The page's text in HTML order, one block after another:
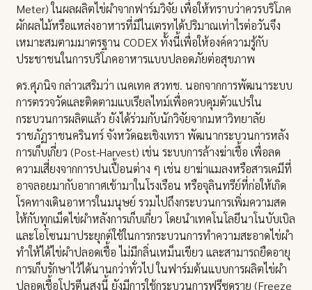
Meter) ในผลผลิตไข่ผำจากฟาร์มวิจัย เพื่อให้ทราบว่าควรบริโภค
ผักผลไม้หรือแหล่งอาหารที่มีไนเตรทได้ปริมาณเท่าไรต่อวันจึง
เหมาะสมตามมาตรฐาน CODEX ทั้งนี้เพื่อให้องค์ความรู้กับ
ประชาชนในการบริโภคอาหารแบบปลอดภัยต่อสุขภาพ
ดร.ศุภนิจ กล่าวเสริมว่า เนคเทค สวทช. นอกจากการพัฒนาระบบ
การตรวจวัดและติดตามแบเรียลไทม์เพื่อควบคุมตัวแปรใน
กระบวนการผลิตแล้ว ยังได้ร่วมกับนักวิจัยจากมหาวิทยาลัย
ราชภัฏราชนครินทร์ จังหวัดฉะเชิงเทรา พัฒนากระบวนการหลัง
การเก็บเกี่ยว (Post-Harvest) เช่น ระบบการล้างฆ่าเชื้อ เพื่อลด
ความเสี่ยงจากการปนเปื้อนต่าง ๆ เช่น ยาฆ่าแมลงหรือสารเคมีที่
อาจลอยมากับอากาศเข้ามาในโรงเรือน หรือจุลินทรีย์ที่ก่อให้เกิด
โรคทางเดินอาหารในมนุษย์ รวมไปถึงกระบวนการเพิ่มความสด
ให้กับทุกเม็ดไข่ผำหลังการเก็บเกี่ยว โดยนำเทคโนโลยีนาโนบับเบิล
และโอโซนมาประยุกต์ใช้ในการกระบวนการทำความสะอาดไข่ผำ
ทำให้ได้ไข่ผำปลอดเชื้อ ไม่มีกลิ่นเหม็นเขียว และสามารถยืดอายุ
การเก็บรักษาไว้ได้นานกว่าทั่วไป ในฟาร์มต้นแบบการผลิตไข่ผำ
ปลอดเชื้อโปรตีนสูงนี้ ยังมีการใช้กระบวนการฟรีซดราย (Freeze